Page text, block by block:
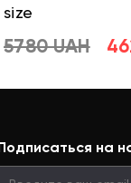
size
5780 UAH
на